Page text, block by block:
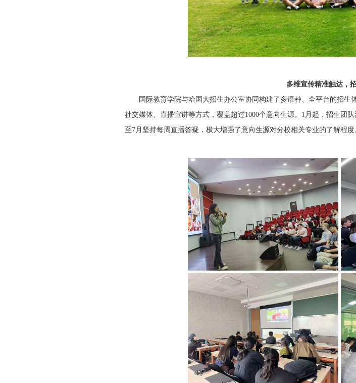
多维宣传精准触达，
国际教育学院与哈国大招生办公室协同构建了多语种、全平台的招生
社交媒体、直播宣讲等方式，覆盖超过1000个意向生源。1月起，招生团
至7月坚持每周直播答疑，极大增强了意向生源对分校相关专业的了解程度